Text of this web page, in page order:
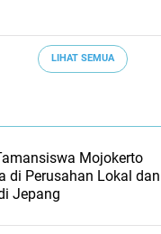
LIHAT SEMUA
Mojokerto
di Perusahan Lokal dan
Jepang